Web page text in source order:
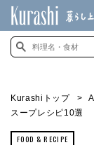
Kurashiトップ
スープレシピ10選
FOOD & RECIPE